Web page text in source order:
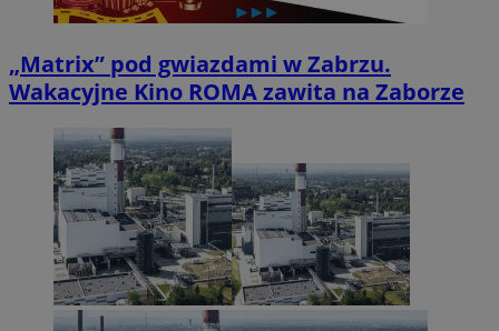
„Matrix” pod gwiazdami w Zabrzu.
Wakacyjne Kino ROMA zawita na Zaborze